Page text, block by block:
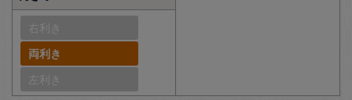
右利き
両利き
左利き